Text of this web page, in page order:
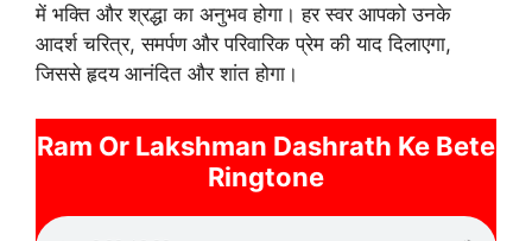
में भक्ति और श्रद्धा का अनुभव होगा। हर स्वर आपको उनके
आदर्श चरित्र, समर्पण और परिवारिक प्रेम की याद दिलाएगा,
जिससे हृदय आनंदित और शांत होगा।
Ram Or Lakshman Dashrath Ke Bete
Ringtone